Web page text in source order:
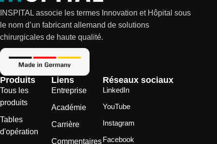
INSPITAL associe les termes Innovation et Hôpital sous
le nom d’un fabricant allemand de solutions
chirurgicales de haute qualité.
Produits
Tous les
produits
Tables
d'opération
Liens
Entreprise
Académie
Carrière
Commentaires
Réseaux sociaux
LinkedIn
YouTube
Instagram
Facebook